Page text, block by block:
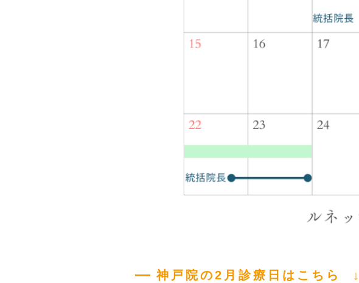
神戸院の2月診療日はこちら ↓